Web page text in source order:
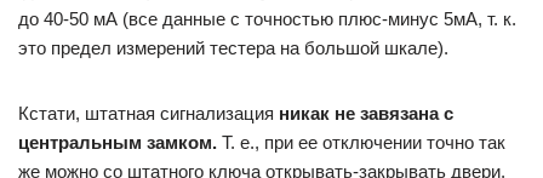
до 40-50 мА (все данные с точностью плюс-минус 5мА, т. к.
это предел измерений тестера на большой шкале).
Кстати, штатная сигнализация никак не завязана с
центральным замком. Т. е., при ее отключении точно так
же можно со штатного ключа открывать-закрывать двери,